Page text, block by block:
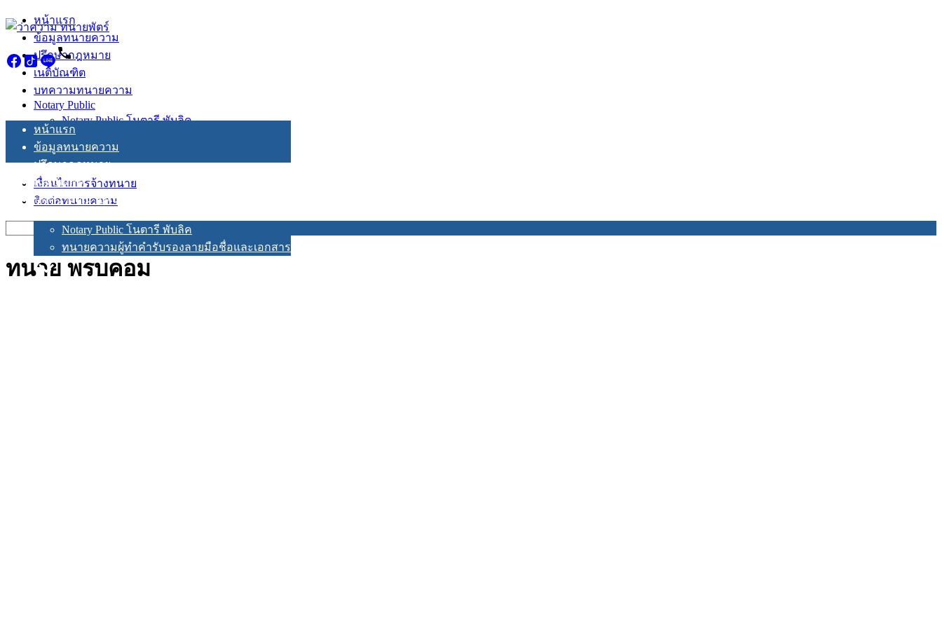
Skip
to
content
หน้าแรก
ข้อมูลทนายความ
ปรึกษากฎหมาย
เนติบัณฑิต
บทความทนายความ
Notary Public โนตารี พับลิค
ทนายความผู้ทำคำรับรองลายมือชื่อและเอกสาร
หน้าแรก
ข้อมูลทนายความ
ปรึกษากฎหมาย
เนติบัณฑิต
บทความทนายความ
Notary Public
Notary Public โนตารี พับลิค
ทนายความผู้ทำคำรับรองลายมือชื่อและเอกสาร
เงื่อนไขการจ้างทนาย
ติดต่อทนายความ
for:
ทนาย พรบคอม